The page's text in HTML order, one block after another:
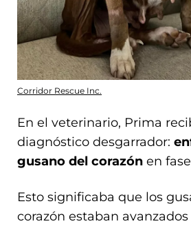
Corridor Rescue Inc.
En el veterinario, Prima
diagnóstico desgarrador:
gusano del corazón en
Esto significaba que los
corazón estaban